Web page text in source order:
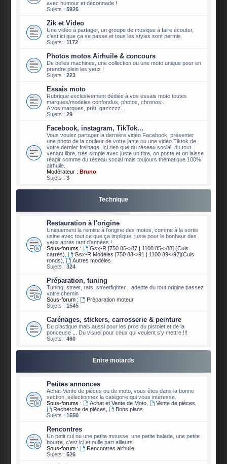
avec humour et déconnade !
Sujets :5926
Zik et Video
Une vidéo à partager, un groupe de musique à faire écouter,
c'est ici que ça se passe et tous les styles sont permis.
Sujets :1172
Photos motos Airhuile & concours
De belles machines, une collection ou une moto unique pour en
prendre plein les yeux !
Sujets :223
Essais moto
Rubrique exclusivement dédiée à vos essais moto toutes
marques/modèles confondus, photos, chronos...
A vos marques, prêt, gazzzzz...
Sujets :29
Facebook, instagram, TikTok...
Vous voulez partager la dernière vidéo Facebook, présenter
une photo de la couleur de votre jante ou une vidéo Tiktok de
votre dernier freinage. Ici rien que du réseau social, du tout
venant libre, très simple avec juste un titre, on poste et on laisse
réagir comme du réseau social mais toujours thématique 100%
airhuile.
Modérateur : Bruno
Sujets :3
Technique
Restauration à l'origine
Uniquement la remise à l'origine des motos, comme à la sortie
usine avec tout ce que ça implique, juste pour le bonheur des
yeux après tant d'années !
Sous-forums :
Gsx-R [750 85->87 | 1100 85->88] (Culs
carrés),
Gsx-R Modèles [750 88->91 | 1100 89->92](Culs
ronds),
Autres modèles
Sujets :324
Préparation, tuning
Tuning, street, rats, streetfighter... adepte du tout origine passez
votre chemin
Sous-forum :
Préparation moteur
Sujets :1545
Carénages, stickers, carrosserie & peinture
Du plastique mais aussi pour les pros du pistolet et de la
ponceuse ... Du visuel pour ceux qui veulent s'y mettre !!!
Sujets :460
Entre motards
Petites annonces
Achat-Vente de pièces ou de moto, vous êtes dans la bonne
section, sélectionnez la catégorie qui vous intéresse.
Sous-forums :
Achat et Vente de Moto, Vente de pièces,
Recherche de pièces,
Bons plans
Sujets :1550
Rencontres
Un petit cul ou une petite mousse, une petite balade, une petite
bourre, c'est ici et nulle part ailleurs
Sous-forum :
Rencontres airhuile
Sujets :526